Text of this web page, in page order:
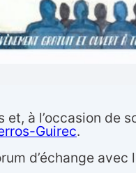
à l’occasion de
Guirec.
d’échange avec